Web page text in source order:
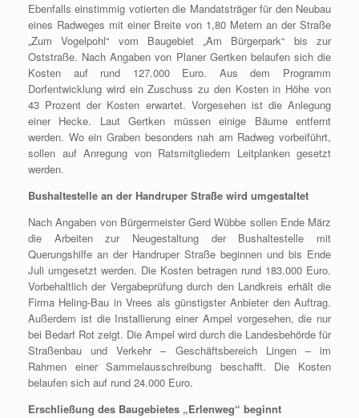
Ebenfalls einstimmig votierten die Mandatsträger für den Neubau
eines Radweges mit einer Breite von 1,80 Metern an der Straße
„Zum Vogelpohl“ vom Baugebiet „Am Bürgerpark“ bis zur
Oststraße. Nach Angaben von Planer Gertken belaufen sich die
Kosten auf rund 127.000 Euro. Aus dem Programm
Dorfentwicklung wird ein Zuschuss zu den Kosten in Höhe von
43 Prozent der Kosten erwartet. Vorgesehen ist die Anlegung
einer Hecke. Laut Gertken müssen einige Bäume entfernt
werden. Wo ein Graben besonders nah am Radweg vorbeiführt,
sollen auf Anregung von Ratsmitgliedern Leitplanken gesetzt
werden.
Bushaltestelle an der Handruper Straße wird umgestaltet
Nach Angaben von Bürgermeister Gerd Wübbe sollen Ende März
die Arbeiten zur Neugestaltung der Bushaltestelle mit
Querungshilfe an der Handruper Straße beginnen und bis Ende
Juli umgesetzt werden. Die Kosten betragen rund 183.000 Euro.
Vorbehaltlich der Vergabeprüfung durch den Landkreis erhält die
Firma Heling-Bau in Vrees als günstigster Anbieter den Auftrag.
Außerdem ist die Installierung einer Ampel vorgesehen, die nur
bei Bedarf Rot zeigt. Die Ampel wird durch die Landesbehörde für
Straßenbau und Verkehr – Geschäftsbereich Lingen – im
Rahmen einer Sammelausschreibung beschafft. Die Kosten
belaufen sich auf rund 24.000 Euro.
Erschließung des Baugebietes „Erlenweg“ beginnt